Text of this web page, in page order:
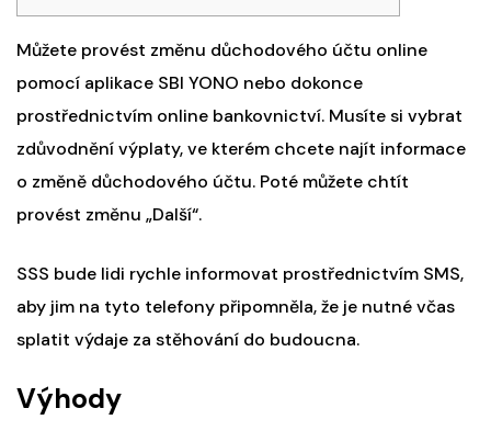
Můžete provést změnu důchodového účtu online
pomocí aplikace SBI YONO nebo dokonce
prostřednictvím online bankovnictví. Musíte si vybrat
zdůvodnění výplaty, ve kterém chcete najít informace
o změně důchodového účtu. Poté můžete chtít
provést změnu „Další“.
SSS bude lidi rychle informovat prostřednictvím SMS,
aby jim na tyto telefony připomněla, že je nutné včas
splatit výdaje za stěhování do budoucna.
Výhody